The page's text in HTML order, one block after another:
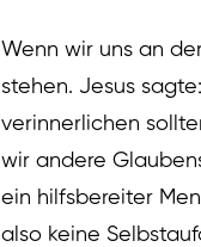
Wenn wir uns an
stehen. Jesus
verinnerlichen
wir andere
ein hilfsbereiter
also keine